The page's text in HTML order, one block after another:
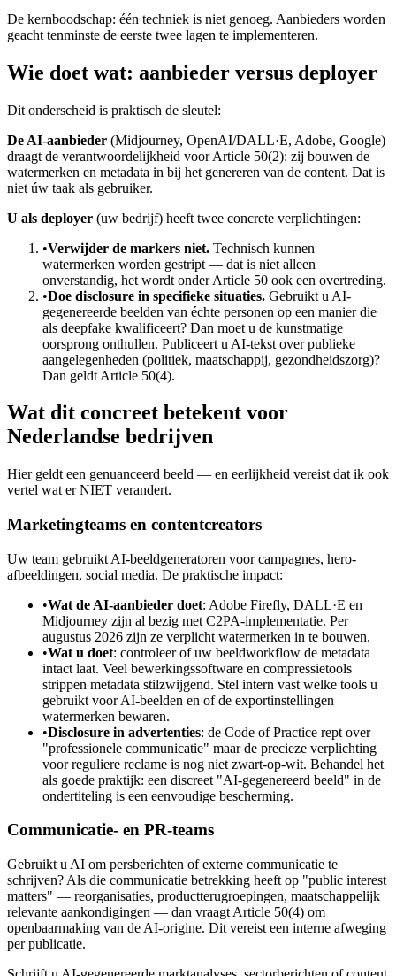
De kernboodschap: één techniek is niet genoeg. Aanbieders worden
geacht tenminste de eerste twee lagen te implementeren.
Wie doet wat: aanbieder versus deployer
Dit onderscheid is praktisch de sleutel:
De AI-aanbieder (Midjourney, OpenAI/DALL·E, Adobe, Google)
draagt de verantwoordelijkheid voor Article 50(2): zij bouwen de
watermerken en metadata in bij het genereren van de content. Dat is
niet úw taak als gebruiker.
U als deployer (uw bedrijf) heeft twee concrete verplichtingen:
•Verwijder de markers niet. Technisch kunnen
watermerken worden gestript — dat is niet alleen
onverstandig, het wordt onder Article 50 ook een overtreding.
•Doe disclosure in specifieke situaties. Gebruikt u AI-
gegenereerde beelden van échte personen op een manier die
als deepfake kwalificeert? Dan moet u de kunstmatige
oorsprong onthullen. Publiceert u AI-tekst over publieke
aangelegenheden (politiek, maatschappij, gezondheidszorg)?
Dan geldt Article 50(4).
Wat dit concreet betekent voor
Nederlandse bedrijven
Hier geldt een genuanceerd beeld — en eerlijkheid vereist dat ik ook
vertel wat er NIET verandert.
Marketingteams en contentcreators
Uw team gebruikt AI-beeldgeneratoren voor campagnes, hero-
afbeeldingen, social media. De praktische impact:
•Wat de AI-aanbieder doet: Adobe Firefly, DALL·E en
Midjourney zijn al bezig met C2PA-implementatie. Per
augustus 2026 zijn ze verplicht watermerken in te bouwen.
•Wat u doet: controleer of uw beeldworkflow de metadata
intact laat. Veel bewerkingssoftware en compressietools
strippen metadata stilzwijgend. Stel intern vast welke tools u
gebruikt voor AI-beelden en of de exportinstellingen
watermerken bewaren.
•Disclosure in advertenties: de Code of Practice rept over
"professionele communicatie" maar de precieze verplichting
voor reguliere reclame is nog niet zwart-op-wit. Behandel het
als goede praktijk: een discreet "AI-gegenereerd beeld" in de
ondertiteling is een eenvoudige bescherming.
Communicatie- en PR-teams
Gebruikt u AI om persberichten of externe communicatie te
schrijven? Als die communicatie betrekking heeft op "public interest
matters" — reorganisaties, productterugroepingen, maatschappelijk
relevante aankondigingen — dan vraagt Article 50(4) om
openbaarmaking van de AI-origine. Dit vereist een interne afweging
per publicatie.